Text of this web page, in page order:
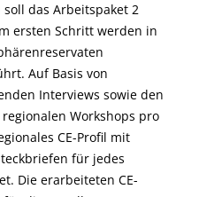
das Arbeitspaket 2
ersten Schritt werden in
Auf Basis von
Interviews sowie den
Workshops pro
CE-Profil mit
für jedes
Die erarbeiteten CE-